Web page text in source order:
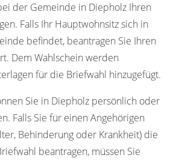
der Gemeinde in Diepholz Ihren
Falls Ihr Hauptwohnsitz sich in
befindet, beantragen Sie Ihren
Dem Wahlschein werden
für die Briefwahl hinzugefügt.
Sie in Diepholz persönlich oder
Falls Sie für einen Angehörigen
Behinderung oder Krankheit) die
beantragen, müssen Sie